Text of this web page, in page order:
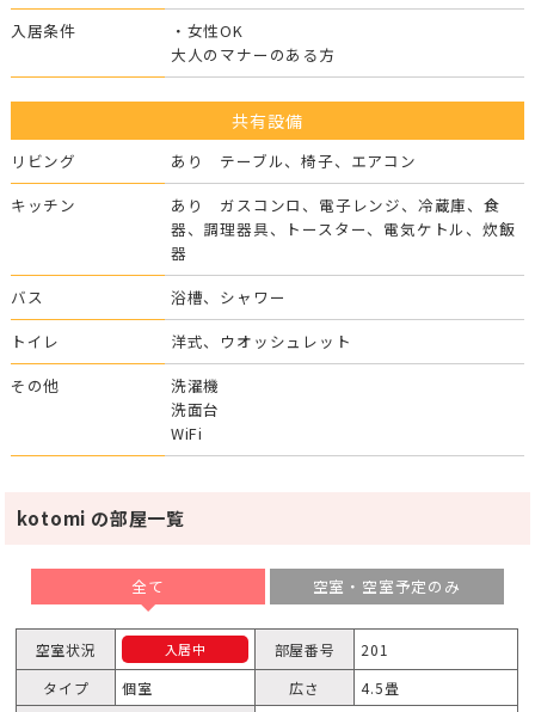
入居条件
・女性OK
大人のマナーのある方
共有設備
リビング
あり テーブル、椅子、エアコン
キッチン
あり ガスコンロ、電子レンジ、冷蔵庫、食
器、調理器具、トースター、電気ケトル、炊飯
器
バス
浴槽、シャワー
トイレ
洋式、ウオッシュレット
その他
洗濯機
洗面台
WiFi
kotomi の部屋一覧
全て 空室・空室予定のみ
空室状況 入居中 部屋番号
201
タイプ
個室 広さ
4.5畳